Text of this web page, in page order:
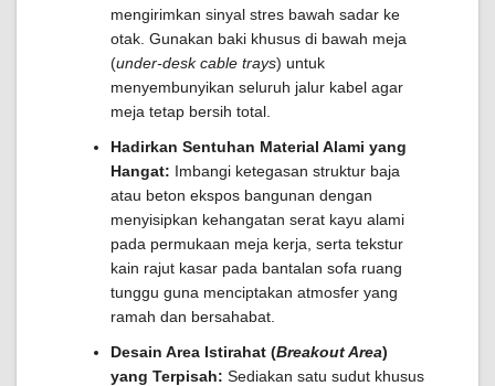
mengirimkan sinyal stres bawah sadar ke
otak. Gunakan baki khusus di bawah meja
(under-desk cable trays) untuk
menyembunyikan seluruh jalur kabel agar
meja tetap bersih total.
Hadirkan Sentuhan Material Alami yang
Hangat: Imbangi ketegasan struktur baja
atau beton ekspos bangunan dengan
menyisipkan kehangatan serat kayu alami
pada permukaan meja kerja, serta tekstur
kain rajut kasar pada bantalan sofa ruang
tunggu guna menciptakan atmosfer yang
ramah dan bersahabat.
Desain Area Istirahat (Breakout Area)
yang Terpisah: Sediakan satu sudut khusus